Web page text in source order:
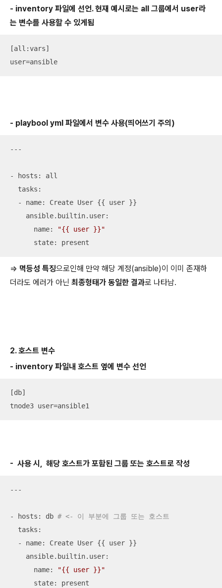
- inventory 파일에 선언. 현재 예시로는 all 그룹에서 user라
는 변수를 사용할 수 있게됨
[all:vars]
user=ansible
- playbool yml 파일에서 변수 사용(띄어쓰기 주의)
---
- hosts: all
  tasks:
  - name: Create User {{ user }}
    ansible.builtin.user:
      name:
"{{ user }}"
      state: present
=> 멱등성 특징으로인해 만약 해당 계정(ansible)이 이미 존재하
더라도 에러가 아닌 최종형태가 동일한 결과로 나타남.
2. 호스트 변수
- inventory 파일내 호스트 옆에 변수 선언
[db]
tnode3 user=ansible1
- 사용 시, 해당 호스트가 포함된 그룹 또는 호스트로 작성
---
- hosts: db # <- 이 부분에 그룹 또는 호스트
  tasks:
  - name: Create User {{ user }}
    ansible.builtin.user:
      name:
"{{ user }}"
      state: present